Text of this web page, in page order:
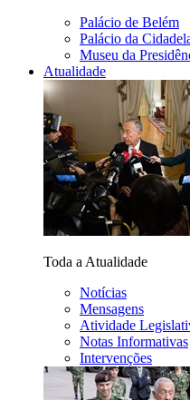
Palácio de Belém
Palácio da
Museu da
Atualidade
Toda a Atualidade
Notícias
Mensagens
Atividade
Notas Informativas
Intervenções